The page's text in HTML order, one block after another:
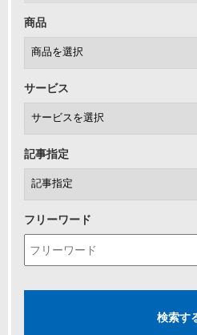
商品
サービス
記事指定
フリーワード